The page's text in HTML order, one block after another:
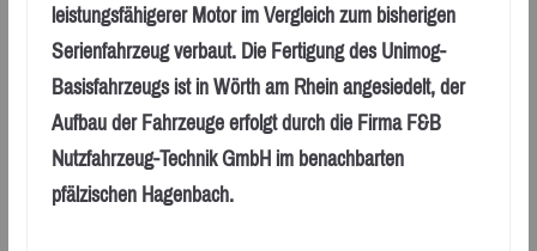
leistungsfähigerer Motor im Vergleich zum bisherigen
Serienfahrzeug verbaut. Die Fertigung des Unimog-
Basisfahrzeugs ist in Wörth am Rhein angesiedelt, der
Aufbau der Fahrzeuge erfolgt durch die Firma F&B
Nutzfahrzeug-Technik GmbH im benachbarten
pfälzischen Hagenbach.